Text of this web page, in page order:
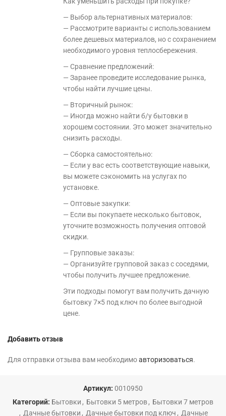
— Выбор альтернативных материалов:
— Рассмотрите варианты с использованием
более дешевых материалов, но с сохранением
необходимого уровня теплосбережения.
— Сравнение предложений:
— Заранее проведите исследование рынка,
чтобы найти лучшие цены.
— Вторичный рынок:
— Иногда можно найти б/у бытовки в
хорошем состоянии. Это может значительно
снизить расходы.
— Сборка самостоятельно:
— Если у вас есть соответствующие навыки,
вы можете сэкономить на услугах по
установке.
— Оптовые закупки:
— Если вы покупаете несколько бытовок,
уточните возможность получения оптовой
скидки.
— Групповые заказы:
— Организуйте групповой заказ с соседями,
чтобы получить лучшее предложение.
Эти подходы помогут вам получить дачную
бытовку 7×5 под ключ по более выгодной
цене.
Добавить отзыв
Для отправки отзыва вам необходимоавторизоваться.
Артикул: 0010950
Категорий: Бытовки , Бытовки 5 метров, Бытовки 7 метров
, Дачные бытовки , Дачные бытовки под ключ , Дачные